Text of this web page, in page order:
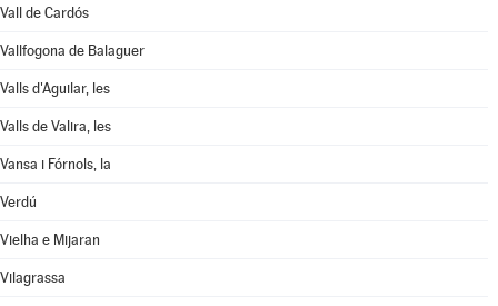
Vall de Cardós
Vallfogona de Balaguer
Valls d'Aguilar, les
Valls de Valira, les
Vansa i Fórnols, la
Verdú
Vielha e Mijaran
Vilagrassa